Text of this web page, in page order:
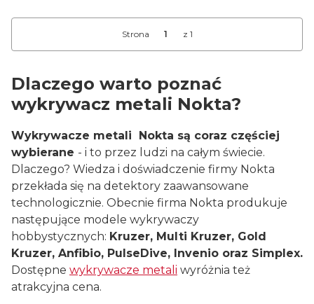
Strona z 1
Dlaczego warto poznać
wykrywacz metali Nokta?
Wykrywacze metali Nokta są coraz częściej
wybierane - i to przez ludzi na całym świecie.
Dlaczego? Wiedza i doświadczenie firmy Nokta
przekłada się na detektory zaawansowane
technologicznie. Obecnie firma Nokta produkuje
następujące modele wykrywaczy
hobbystycznych: Kruzer, Multi Kruzer, Gold
Kruzer, Anfibio, PulseDive, Invenio oraz Simplex.
Dostępne wykrywacze metali wyróżnia też
atrakcyjna cena.